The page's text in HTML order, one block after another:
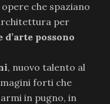
che spaziano
per
possono
, nuovo talento al
forti che
in pugno, in